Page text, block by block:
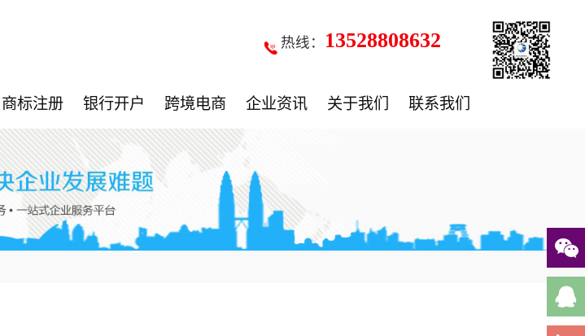
热线： 13528808632
商标注册 银行开户 跨境电商 企业资讯 关于我们 联系我们